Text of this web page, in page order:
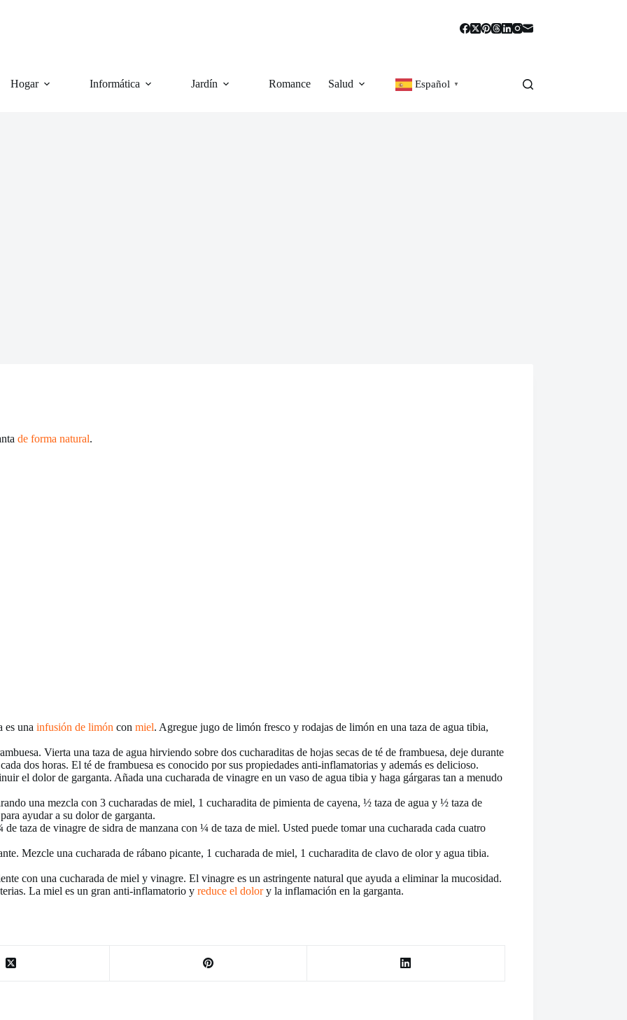
Hogar Informática Jardín Romance Salud Español ▼
de forma natural.
es una infusión de limón con miel. Agregue jugo de limón fresco y rodajas de limón en una taza de agua tibia,
Vierta una taza de agua hirviendo sobre dos cucharaditas de hojas secas de té de frambuesa, deje durante
dos horas. El té de frambuesa es conocido por sus propiedades anti-inflamatorias y además es delicioso.
el dolor de garganta. Añada una cucharada de vinagre en un vaso de agua tibia y haga gárgaras tan a menudo
una mezcla con 3 cucharadas de miel, 1 cucharadita de pimienta de cayena, ½ taza de agua y ½ taza de
ayudar a su dolor de garganta.
taza de vinagre de sidra de manzana con ¼ de taza de miel. Usted puede tomar una cucharada cada cuatro
Mezcle una cucharada de rábano picante, 1 cucharada de miel, 1 cucharadita de clavo de olor y agua tibia.
con una cucharada de miel y vinagre. El vinagre es un astringente natural que ayuda a eliminar la mucosidad.
La miel es un gran anti-inflamatorio y reduce el dolory la inflamación en la garganta.